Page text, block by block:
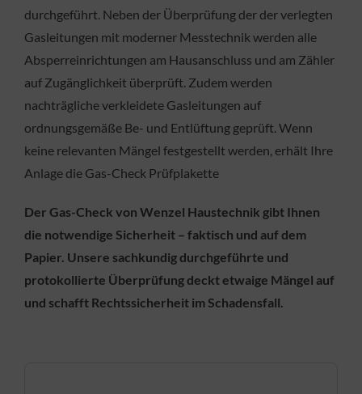
durchgeführt. Neben der Überprüfung der der verlegten
Gasleitungen mit moderner Messtechnik werden alle
Absperreinrichtungen am Hausanschluss und am Zähler
auf Zugänglichkeit überprüft. Zudem werden
nachträgliche verkleidete Gasleitungen auf
ordnungsgemäße Be- und Entlüftung geprüft. Wenn
keine relevanten Mängel festgestellt werden, erhält Ihre
Anlage die Gas-Check Prüfplakette
Der Gas-Check von Wenzel Haustechnik gibt Ihnen
die notwendige Sicherheit – faktisch und auf dem
Papier. Unsere sachkundig durchgeführte und
protokollierte Überprüfung deckt etwaige Mängel auf
und schafft Rechtssicherheit im Schadensfall.